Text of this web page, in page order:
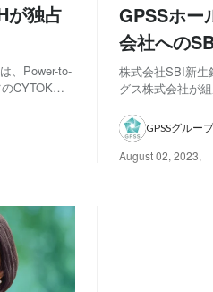
が独占
、Power-to-
CYTOK
スリリース
GPSSホー
会社への
いて
株式会社SBI新生
グス株式会社が
成し、2023年5月
詳細については、
GPSSグルー
August 02, 2023,